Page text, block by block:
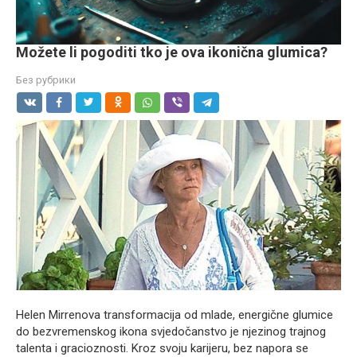
Možete li pogoditi tko je ova ikonična glumica?
Без рубрики
Helen Mirrenova transformacija od mlade, energične glumice
do bezvremenskog ikona svjedočanstvo je njezinog trajnog
talenta i gracioznosti. Kroz svoju karijeru, bez napora se